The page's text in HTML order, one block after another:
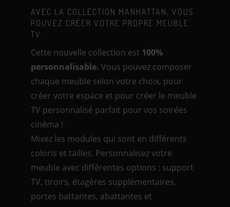
AVEC LA COLLECTION MANHATTAN, VOUS
POUVEZ CRÉER VOTRE PROPRE MEUBLE
TV.
Cette nouvelle collection est 100%
personnalisable. Vous pouvez composer
chaque meuble selon votre choix, pour
créer votre espace et pour créer le meuble
TV personnalisé parfait pour vos soirées
cinéma !
Mixez les modules qui sont en différents
coloris et tailles. Personnalisez votre
meuble avec différentes options : support
TV, tiroirs, étagères supplémentaires,
portes battantes, abattantes et